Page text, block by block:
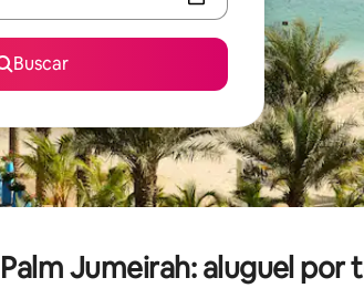
Buscar
Palm Jumeirah: aluguel por